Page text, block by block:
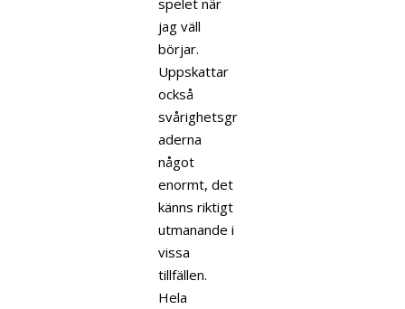
jag väll
börjar.
Uppskattar
också
svårighetsgr
aderna
något
enormt, det
känns riktigt
utmanande i
vissa
tillfällen.
Hela